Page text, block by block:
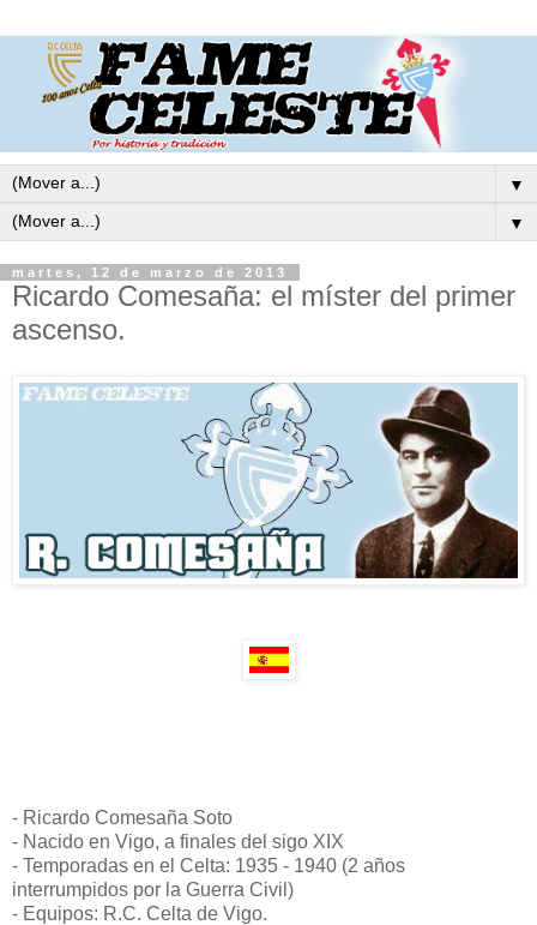
▼
▼
martes, 12 de marzo de 2013
Ricardo Comesaña: el míster del primer
ascenso.
- Ricardo Comesaña Soto
- Nacido en Vigo, a finales del sigo XIX
- Temporadas en el Celta: 1935 - 1940 (2 años
interrumpidos por la Guerra Civil)
- Equipos: R.C. Celta de Vigo.